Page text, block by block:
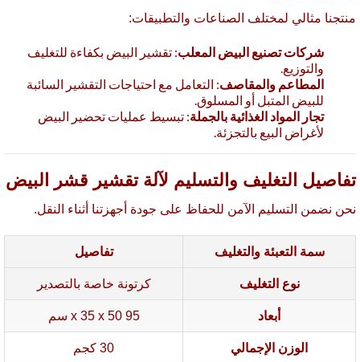
مثالي لمختلف الصناعات والتطبيقات:
شركات تصنيع البيض المعلب: تقشير البيض بكفاءة للتغليف
والتوزيع.
المطاعم والمقاصف: التعامل مع احتياجات التقشير السائبة
للبيض المتبل أو المسلوق.
تجار المواد الغذائية بالجملة: تبسيط عمليات تحضير البيض
لأغراض البيع بالتجزئة.
التغليف والتسليم لآلة تقشير قشر البيض
نضمن التسليم الآمن للحفاظ على جودة أجهزتنا أثناء النقل.
سمة التعبئة والتغليف تفاصيل
نوع التغليف كرتونة خاصة بالتصدير
أبعاد 95 x 35 x 50 سم
الوزن الإجمالي 30 كجم